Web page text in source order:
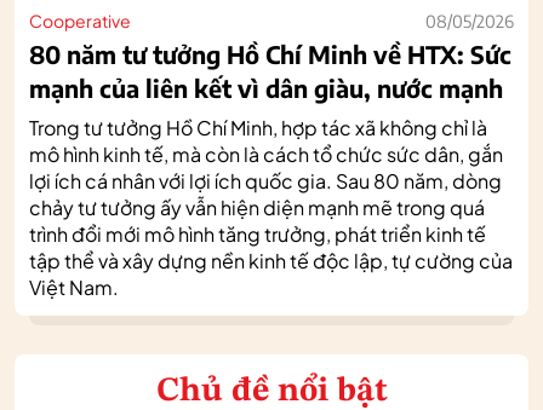
Cooperative 08/05/2026
80 năm tư tưởng Hồ Chí Minh về HTX: Sức
mạnh của liên kết vì dân giàu, nước mạnh
Trong tư tưởng Hồ Chí Minh, hợp tác xã không chỉ là
mô hình kinh tế, mà còn là cách tổ chức sức dân, gắn
lợi ích cá nhân với lợi ích quốc gia. Sau 80 năm, dòng
chảy tư tưởng ấy vẫn hiện diện mạnh mẽ trong quá
trình đổi mới mô hình tăng trưởng, phát triển kinh tế
tập thể và xây dựng nền kinh tế độc lập, tự cường của
Việt Nam.
Chủ đề nổi bật